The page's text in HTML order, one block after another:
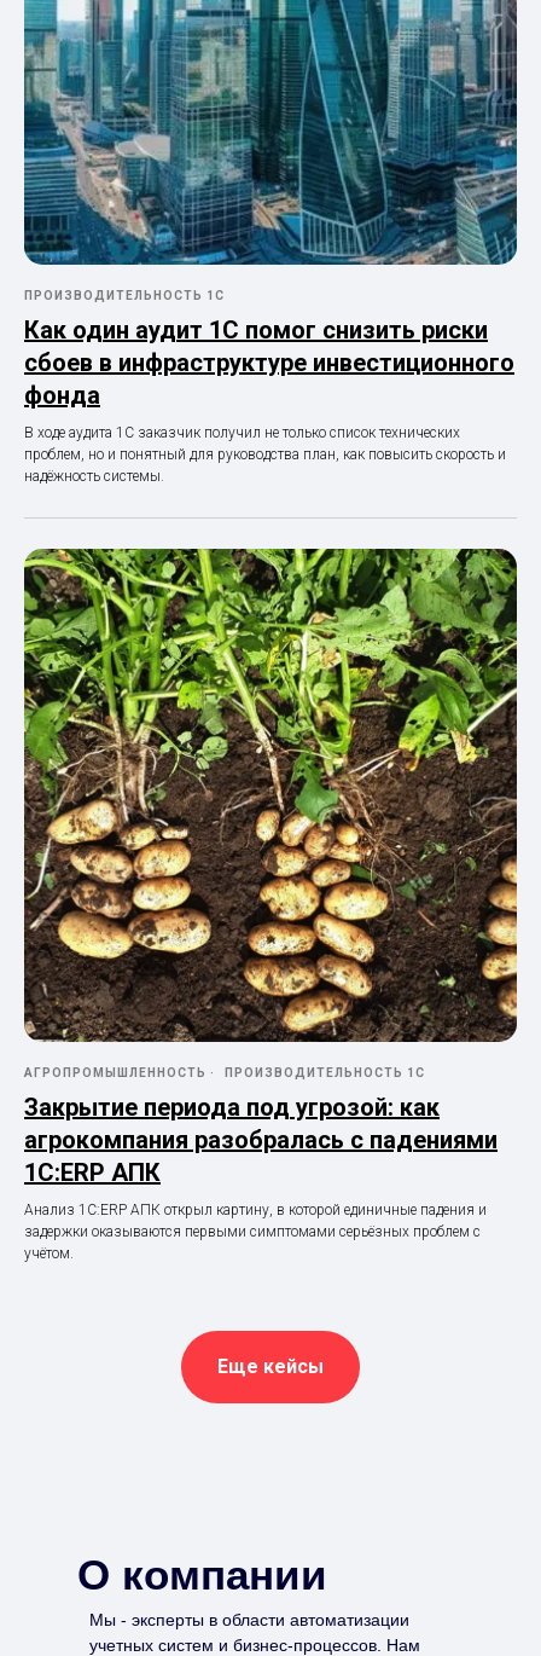
ПРОИЗВОДИТЕЛЬНОСТЬ 1С
Как один аудит 1С помог снизить риски
сбоев в инфраструктуре инвестиционного
фонда
В ходе аудита 1С заказчик получил не только список технических
проблем, но и понятный для руководства план, как повысить скорость и
надёжность системы.
АГРОПРОМЫШЛЕННОСТЬ ПРОИЗВОДИТЕЛЬНОСТЬ 1С
Закрытие периода под угрозой: как
агрокомпания разобралась с падениями
1С:ERP АПК
Анализ 1С:ERP АПК открыл картину, в которой единичные падения и
задержки оказываются первыми симптомами серьёзных проблем с
учётом.
Еще кейсы
Мы - эксперты в области автоматизации
учетных систем и бизнес-процессов. Нам
О компании